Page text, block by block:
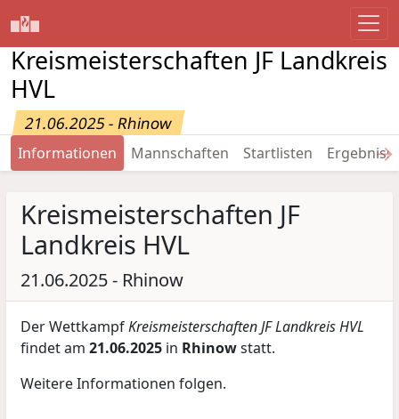
Kreismeisterschaften JF Landkreis
HVL
21.06.2025 - Rhinow
Informationen Mannschaften Startlisten →
Kreismeisterschaften JF
Landkreis HVL
21.06.2025 - Rhinow
Der WettkampfKreismeisterschaften JF Landkreis HVL
findet am21.06.2025 in Rhinowstatt.
Weitere Informationen folgen.